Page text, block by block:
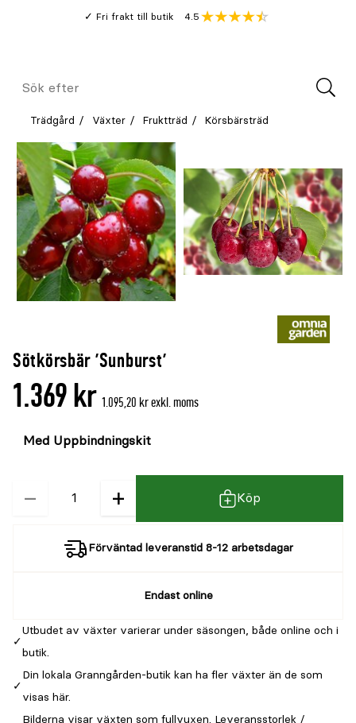
Fri frakt till butik
Genomsnitt
4.5
Meny
Sök
Trädgård Växter Fruktträd Körsbärsträd
Sötkörsbär 'Sunburst'
1.369 kr 1.095,20 kr exkl. moms
− + Köp
Förväntad leveranstid 8-12 arbetsdagar
Endast online
Utbudet av växter varierar under säsongen, både online och i
butik.
Din lokala Granngården-butik kan ha fler växter än de som
visas här.
Bilderna visar växten som fullvuxen. Leveransstorlek /